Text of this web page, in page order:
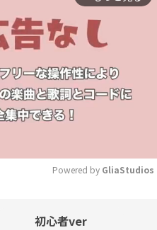
Powered by GliaStudios
初心者ver